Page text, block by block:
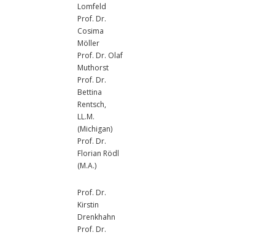
Lomfeld
Prof. Dr.
Cosima
Möller
Prof. Dr. Olaf
Muthorst
Prof. Dr.
Bettina
Rentsch,
LL.M.
(Michigan)
Prof. Dr.
Florian Rödl
(M.A.)
Prof. Dr.
Kirstin
Drenkhahn
Prof. Dr.